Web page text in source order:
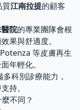
質江南拉提的顧客
院的專業團隊會根
果與舒適度。
等皮膚再生
年輕化。
多科別診療能力，
持。
不同？